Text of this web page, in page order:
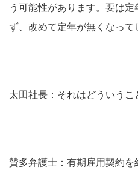
う可能性があります。要は
ず、改めて定年が無くなって
太田社長：それはどういうこ
賛多弁護士：有期雇用契約